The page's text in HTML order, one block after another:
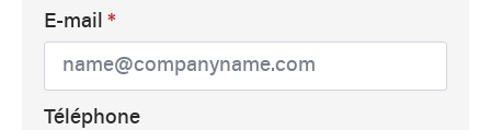
E-mail *
Téléphone